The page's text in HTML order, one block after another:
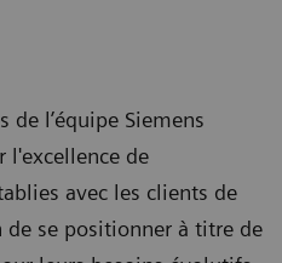
de l’équipe Siemens
l'excellence de
avec les clients de
de se positionner à titre de